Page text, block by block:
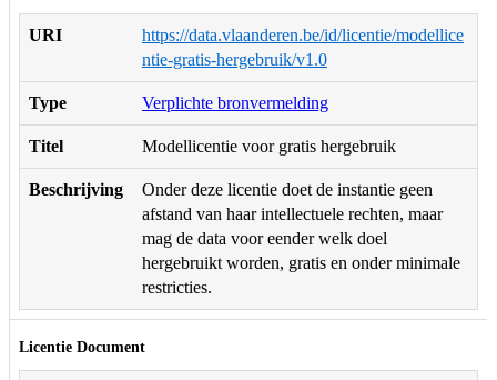
URI
https://data.vlaanderen.be/id/licentie/modellice
ntie-gratis-hergebruik/v1.0
Type Verplichte bronvermelding
Titel Modellicentie voor gratis hergebruik
Beschrijving
Onder deze licentie doet de instantie geen
afstand van haar intellectuele rechten, maar
mag de data voor eender welk doel
hergebruikt worden, gratis en onder minimale
restricties.
Licentie Document